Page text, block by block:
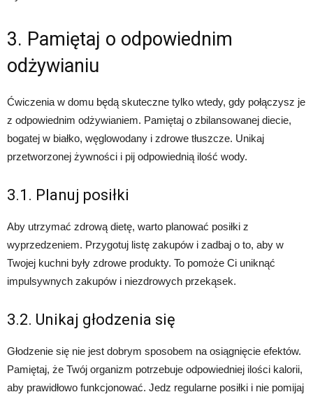
3. Pamiętaj o odpowiednim
odżywianiu
Ćwiczenia w domu będą skuteczne tylko wtedy, gdy połączysz je
z odpowiednim odżywianiem. Pamiętaj o zbilansowanej diecie,
bogatej w białko, węglowodany i zdrowe tłuszcze. Unikaj
przetworzonej żywności i pij odpowiednią ilość wody.
3.1. Planuj posiłki
Aby utrzymać zdrową dietę, warto planować posiłki z
wyprzedzeniem. Przygotuj listę zakupów i zadbaj o to, aby w
Twojej kuchni były zdrowe produkty. To pomoże Ci uniknąć
impulsywnych zakupów i niezdrowych przekąsek.
3.2. Unikaj głodzenia się
Głodzenie się nie jest dobrym sposobem na osiągnięcie efektów.
Pamiętaj, że Twój organizm potrzebuje odpowiedniej ilości kalorii,
aby prawidłowo funkcjonować. Jedz regularne posiłki i nie pomijaj